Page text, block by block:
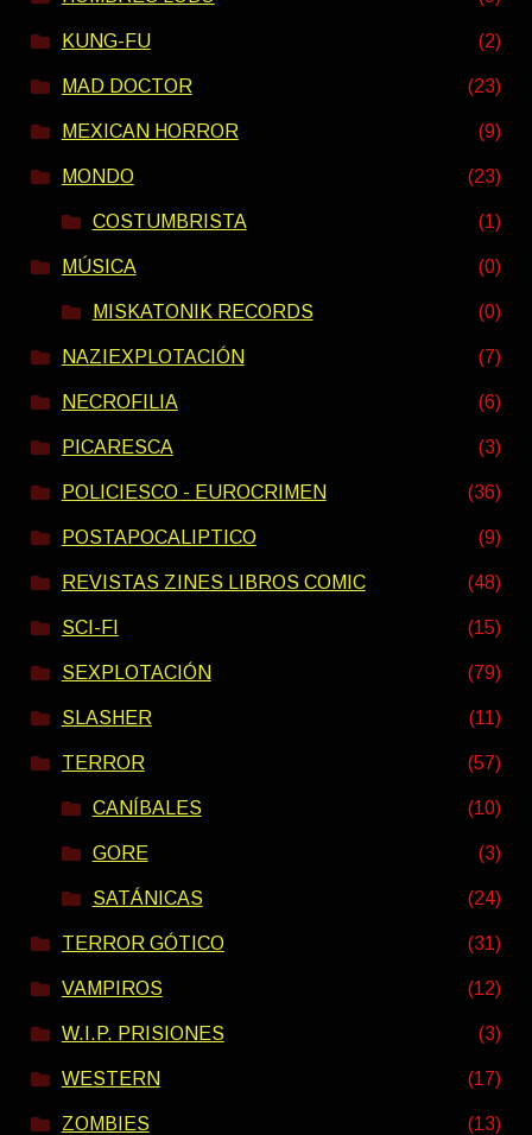
KUNG-FU (2)
MAD DOCTOR (23)
MEXICAN HORROR (9)
MONDO (23)
COSTUMBRISTA (1)
MÚSICA (0)
MISKATONIK RECORDS (0)
NAZIEXPLOTACIÓN (7)
NECROFILIA (6)
PICARESCA (3)
POLICIESCO - EUROCRIMEN (36)
POSTAPOCALIPTICO (9)
REVISTAS ZINES LIBROS COMIC (48)
SCI-FI (15)
SEXPLOTACIÓN (79)
SLASHER (11)
TERROR (57)
CANÍBALES (10)
GORE (3)
SATÁNICAS (24)
TERROR GÓTICO (31)
VAMPIROS (12)
W.I.P. PRISIONES (3)
WESTERN (17)
ZOMBIES (13)